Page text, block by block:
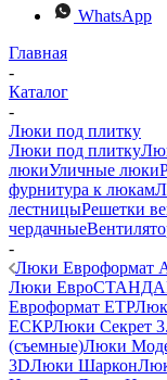
WhatsApp
Главная
-
Каталог
-
Люки под плитку
Люки под плитку
люкиУличные люки
фурнитура к люкам
лестницыРешетки
чердачные
-
Люки Евроформат
Люки
Евроформат ЕТР
ЕСКРЛюки Секрет
(съемные)Люки
3DЛюки Шаркон